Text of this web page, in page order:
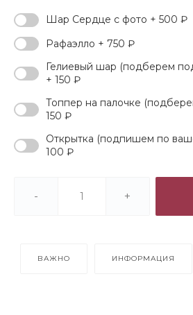
Шар Сердце с фото + 500 ₽
Рафаэлло + 750 ₽
Гелиевый шар (подберем
+ 150 ₽
Топпер на палочке
150 ₽
Открытка (подпишем по
100 ₽
- +
ВАЖНО ИНФОРМАЦИЯ